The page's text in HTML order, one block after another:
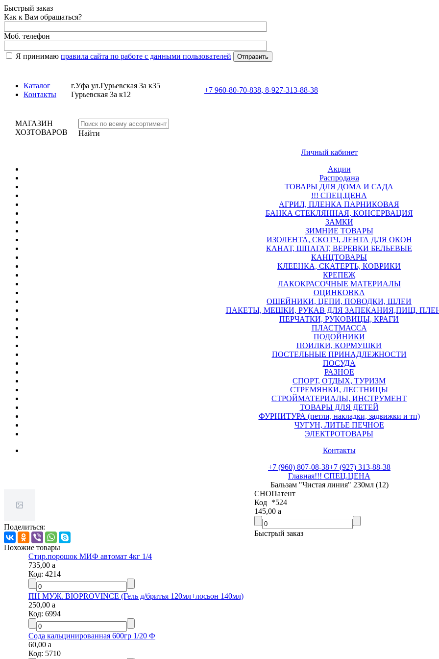
Быстрый заказ
Как к Вам обращаться?
Моб. телефон
Я принимаю правила сайта по работе с данными пользователей
Каталог
Контакты
г.Уфа ул.Гурьевская 3а к35
Гурьевская 3а к12
+7 960-80-70-838, 8-927-313-88-38
МАГАЗИН
ХОЗТОВАРОВ
Найти
Личный кабинет
Акции
Распродажа
ТОВАРЫ ДЛЯ ДОМА И САДА
!!! СПЕЦ.ЦЕНА
АГРИЛ, ПЛЕНКА ПАРНИКОВАЯ
БАНКА СТЕКЛЯННАЯ, КОНСЕРВАЦИЯ
ЗАМКИ
ЗИМНИЕ ТОВАРЫ
ИЗОЛЕНТА, СКОТЧ, ЛЕНТА ДЛЯ ОКОН
КАНАТ, ШПАГАТ, ВЕРЕВКИ БЕЛЬЕВЫЕ
КАНЦТОВАРЫ
КЛЕЕНКА, СКАТЕРТЬ, КОВРИКИ
КРЕПЕЖ
ЛАКОКРАСОЧНЫЕ МАТЕРИАЛЫ
ОЦИНКОВКА
ОШЕЙНИКИ, ЦЕПИ, ПОВОДКИ, ШЛЕИ
ПАКЕТЫ, МЕШКИ, РУКАВ ДЛЯ ЗАПЕКАНИЯ,ПИЩ.
ПЕРЧАТКИ, РУКОВИЦЫ, КРАГИ
ПЛАСТМАССА
ПОДОЙНИКИ
ПОИЛКИ, КОРМУШКИ
ПОСТЕЛЬНЫЕ ПРИНАДЛЕЖНОСТИ
ПОСУДА
РАЗНОЕ
СПОРТ, ОТДЫХ, ТУРИЗМ
СТРЕМЯНКИ, ЛЕСТНИЦЫ
СТРОЙМАТЕРИАЛЫ, ИНСТРУМЕНТ
ТОВАРЫ ДЛЯ ДЕТЕЙ
ФУРНИТУРА (петли, накладки, задвижки и тп)
ЧУГУН, ЛИТЬЕ ПЕЧНОЕ
ЭЛЕКТРОТОВАРЫ
Контакты
+7 (960) 807-08-38+7 (927) 313-88-38
Главная!!! СПЕЦ.ЦЕНА
Бальзам "Чистая линия" 230мл (12)
Поделиться:
СНОПатент
Код *524
145,00 a
Быстрый заказ
Похожие товары
Стир.порошок МИФ автомат 4кг 1/4
735,00 a
Код: 4214
ПН МУЖ. BIOPROVINCE (Гель д/бритья 120мл+лосьон 140мл)
250,00 a
Код: 6994
Сода кальцинированная 600гр 1/20 Ф
60,00 a
Код: 5710